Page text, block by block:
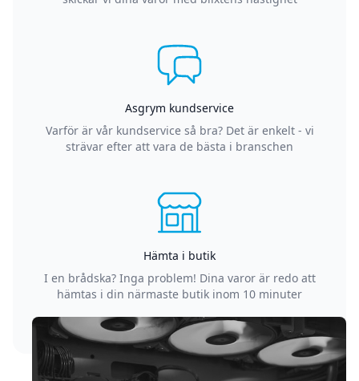
Asgrym kundservice
Varför är vår kundservice så bra? Det är enkelt - vi
strävar efter att vara de bästa i branschen
Hämta i butik
I en brådska? Inga problem! Dina varor är redo att
hämtas i din närmaste butik inom 10 minuter